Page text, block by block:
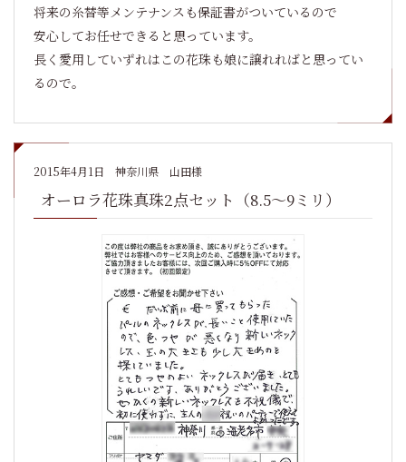
将来の糸替等メンテナンスも保証書がついているので
安心してお任せできると思っています。
長く愛用していずれはこの花珠も娘に譲れればと思ってい
るので。
2015年4月1日 神奈川県 山田様
オーロラ花珠真珠2点セット（8.5～9ミリ）